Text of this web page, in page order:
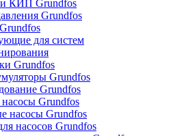
и КИП Grundfos
Grundfos
для систем
Grundfos
Grundfos
Grundfos
Grundfos
насосы Grundfos
насосов Grundfos